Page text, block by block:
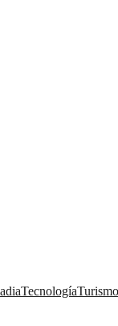
TecnologíaTurismo